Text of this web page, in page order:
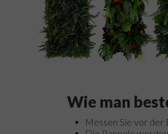
Wie man
Messen Sie vor der